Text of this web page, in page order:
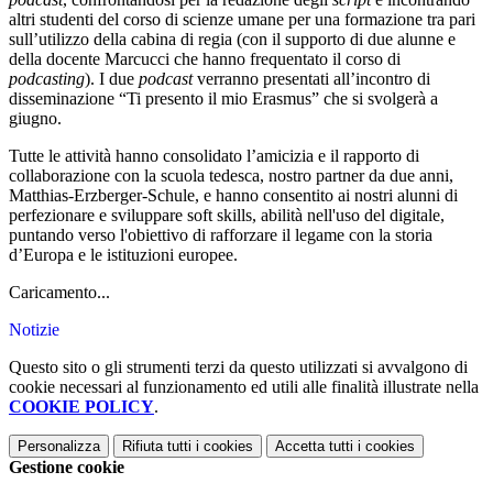
altri studenti del corso di scienze umane per una formazione tra pari
sull’utilizzo della cabina di regia (con il supporto di due alunne e
della docente Marcucci che hanno frequentato il corso di
podcasting). I due podcastverranno presentati all’incontro di
disseminazione “Ti presento il mio Erasmus” che si svolgerà a
giugno.
Tutte le attività hanno consolidato l’amicizia e il rapporto di
collaborazione con la scuola tedesca, nostro partner da due anni,
Matthias-Erzberger-Schule, e hanno consentito ai nostri alunni di
perfezionare e sviluppare soft skills, abilità nell'uso del digitale,
puntando verso l'obiettivo di rafforzare il legame con la storia
d’Europa e le istituzioni europee.
Caricamento...
Notizie
Questo sito o gli strumenti terzi da questo utilizzati si avvalgono di
cookie necessari al funzionamento ed utili alle finalità illustrate nella
COOKIE POLICY.
Personalizza Rifiuta tutti i cookies Accetta tutti i cookies
Gestione cookie